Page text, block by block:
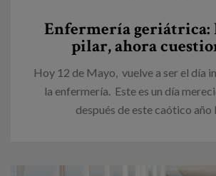
Enfermería geriátrica:
pilar, ahora
Hoy 12 de Mayo, vuelve a ser el día
la enfermería. Este es un día
después de este caótico año